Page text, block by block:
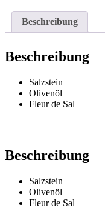
Geschenkbox
Menge
Beschreibung
Beschreibung
Salzstein
Olivenöl
Fleur de Sal
Beschreibung
Salzstein
Olivenöl
Fleur de Sal